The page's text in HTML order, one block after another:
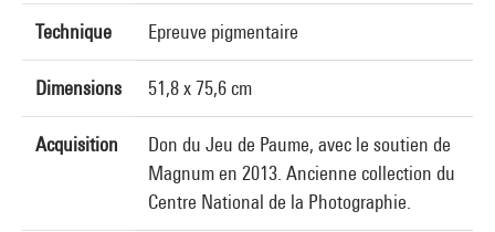
Technique Epreuve pigmentaire
Dimensions 51,8 x 75,6 cm
Acquisition
Don du Jeu de Paume, avec le soutien de
Magnum en 2013. Ancienne collection du
Centre National de la Photographie.